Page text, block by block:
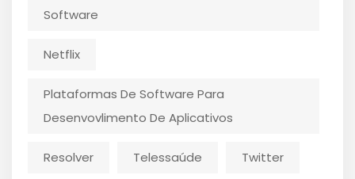
Software
Netflix
Plataformas De Software Para
Desenvovlimento De Aplicativos
Resolver Telessaúde Twitter